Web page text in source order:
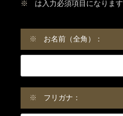
※ は入力必須項目になります
※ お名前（全角）：
※ フリガナ：